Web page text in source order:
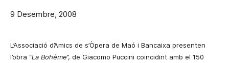
9 Desembre, 2008
L’Associació d’Amics de s’Òpera de Maó i Bancaixa presenten
l’obra “La Bohème”, de Giacomo Puccini coincidint amb el 150